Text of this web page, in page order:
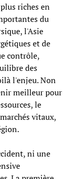
riches en
du
l'Asie
et de
contrôle,
des
l'enjeu. Non
meilleur pour
le
vitaux,
ni une